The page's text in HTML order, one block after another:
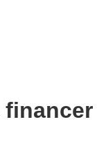
financer